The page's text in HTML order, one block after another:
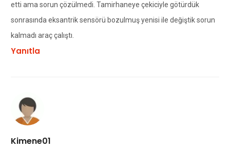
etti ama sorun çözülmedi. Tamirhaneye çekiciyle götürdük
sonrasında eksantrik sensörü bozulmuş yenisi ile değiştik sorun
kalmadı araç çalıştı.
Yanıtla
Kimene01